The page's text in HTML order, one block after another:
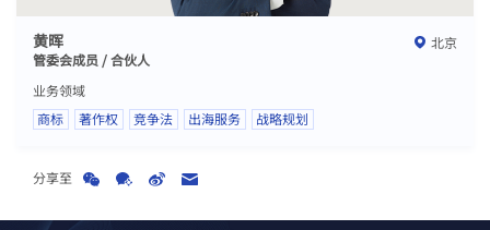
黄晖
管委会成员 / 合伙人
北京
业务领域
商标
著作权 竞争法 出海服务 战略规划
分享至